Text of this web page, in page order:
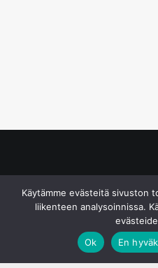
Käytämme evästeitä sivuston
liikenteen analysoinnissa.
Ok
En